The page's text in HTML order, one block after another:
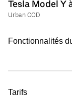
Tesla Model Y
Urban COD
Fonctionnalités
Tarifs